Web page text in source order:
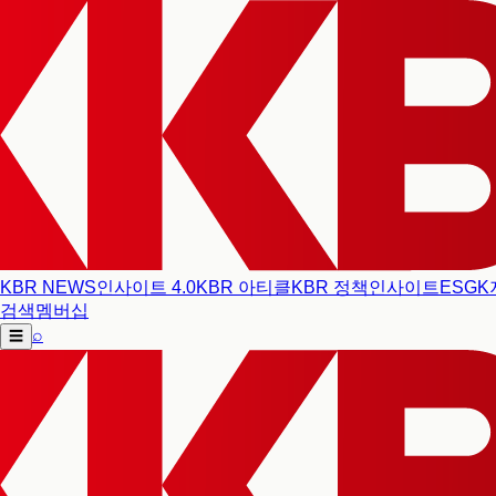
KBR NEWS인사이트 4.0KBR 아티클KBR 정책인사이트 ESGK
검색멤버십
☰ ⌕